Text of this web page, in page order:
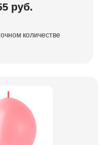
руб.
количестве